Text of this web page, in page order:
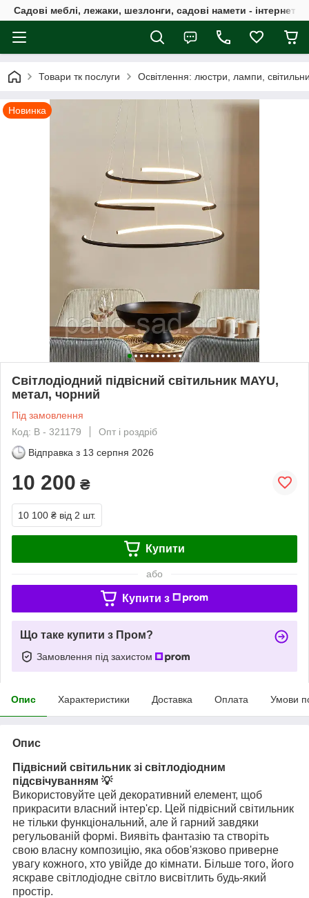
Садові меблі, лежаки, шезлонги, садові намети - інтернет-
Товари тк послуги Освітлення: люстри, лампи,
Новинка
Світлодіодний підвісний світильник MAYU,
метал, чорний
Під замовлення
Код: В - 321179
Опт і роздріб
Відправка з 13 серпня 2026
10 200 ₴
10 100 ₴ від 2 шт.
Купити
або
Купити з
Що таке купити з Пром?
Замовлення під захистом
Опис Характеристики Доставка Оплата Умови
Опис
Підвісний світильник зі світлодіодним
підсвічуванням 💡
Використовуйте цей декоративний елемент, щоб
прикрасити власний інтер'єр. Цей підвісний світильник
не тільки функціональний, але й гарний завдяки
регульованій формі. Виявіть фантазію та створіть
свою власну композицію, яка обов'язково приверне
увагу кожного, хто увійде до кімнати. Більше того, його
яскраве світлодіодне світло висвітлить будь-який
простір.